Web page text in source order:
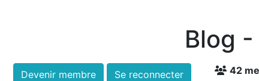
Blog
Devenir membre Se reconnecter 42